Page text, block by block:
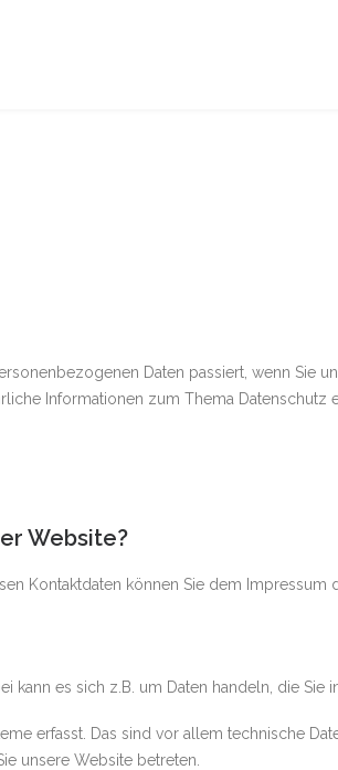
Daten passiert, wenn Sie
Informationen zum Thema Datenschutz
Website?
Kontaktdaten können Sie dem Impressum
es sich z.B. um Daten handeln, die Sie
erfasst. Das sind vor allem technische
unsere Website betreten.